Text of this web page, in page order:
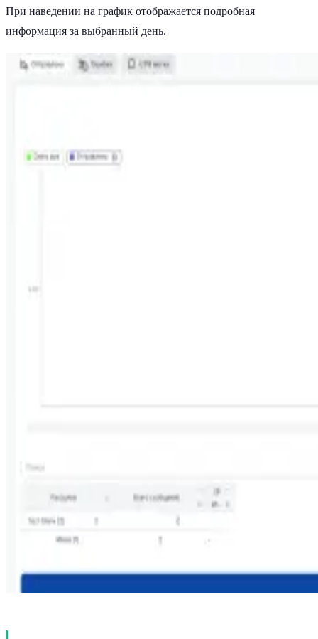
При наведении на график отображается подробная
информация за выбранный день.